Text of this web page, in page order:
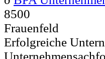
8500
Frauenfeld
Erfolgreiche